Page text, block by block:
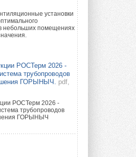
установки
небольших помещениях
РОСТерм 2026 -
трубопроводов
ГОРЫНЫЧ.
pdf,
РОСТерм 2026 -
трубопроводов
ГОРЫНЫЧ